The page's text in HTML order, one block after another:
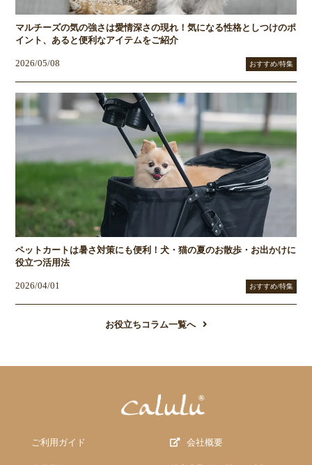
マルチーズの気の強さは愛情深さの現れ！気になる性格としつけのポ
イント、あると便利なアイテムをご紹介
2026/05/08 おすすめ/特集
ペットカートは暑さ対策にも便利！犬・猫の夏のお散歩・お出かけに
役立つ活用法
2026/04/01 おすすめ/特集
お役立ちコラム一覧へ
ご利用ガイド 会社概要